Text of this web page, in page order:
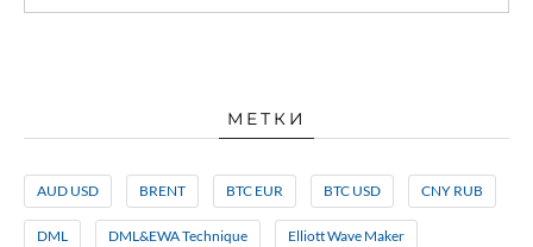
МЕТКИ
AUD USD BRENT BTC EUR BTC USD CNY RUB
DML DML&EWA Technique Elliott Wave Maker